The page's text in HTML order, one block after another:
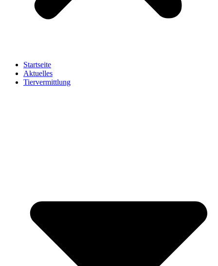
Startseite
Aktuelles
Tiervermittlung